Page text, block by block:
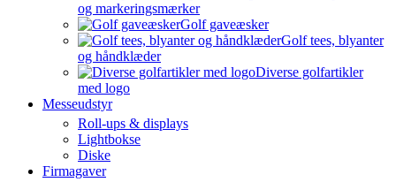
og markeringsmærker
Golf gaveæsker
Golf tees, blyanter
og håndklæder
Diverse golfartikler
med logo
Messeudstyr
Roll-ups & displays
Lightbokse
Diske
Firmagaver